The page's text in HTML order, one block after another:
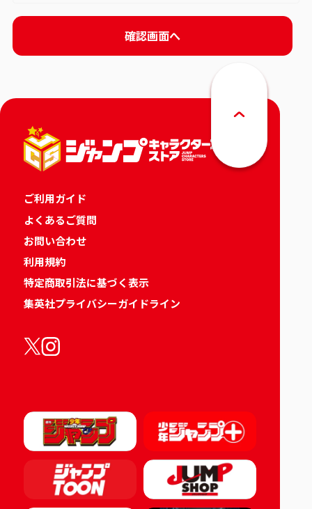
ご利用ガイド
よくあるご質問
お問い合わせ
利用規約
特定商取引法に基づく表示
集英社プライバシーガイドライン